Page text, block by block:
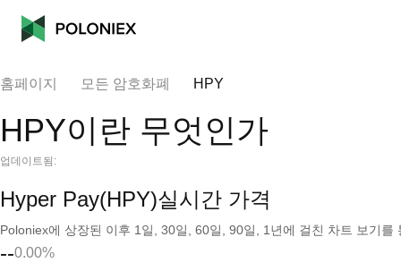
홈페이지 모든 암호화폐 HPY
HPY이란 무엇인가
업데이트됨:
Hyper Pay(HPY)실시간 가격
Poloniex에 상장된 이후 1일, 30일, 60일, 90일, 1년에 걸친 차트 보기
--0.00%